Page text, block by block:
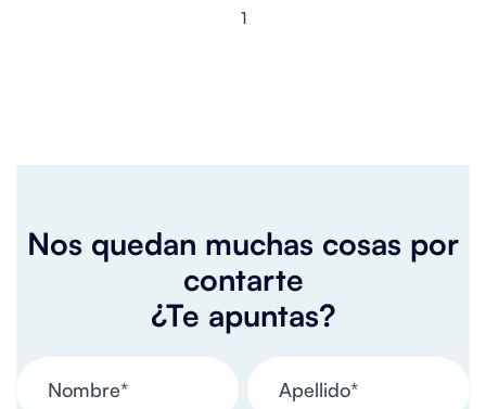
1
Nos quedan muchas cosas por
contarte
¿Te apuntas?